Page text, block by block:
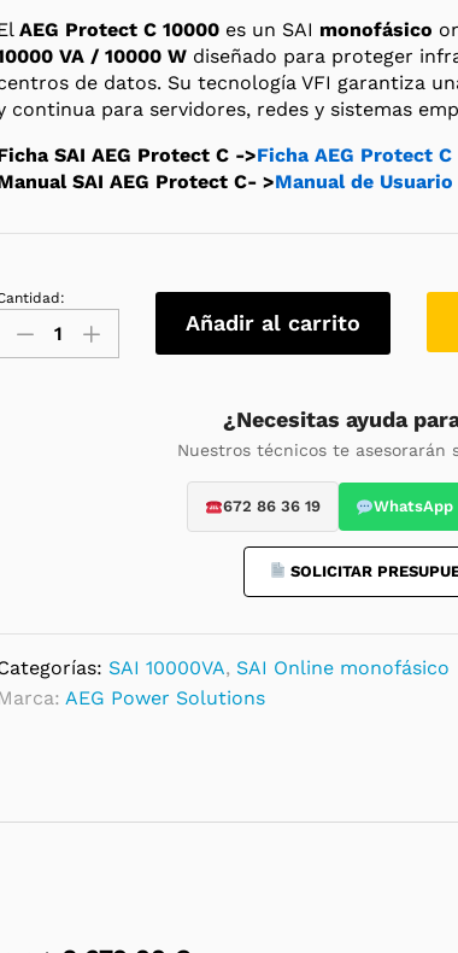
AEG Protect C 10000 es un SAI monofásico
VA / 10000 W diseñado para proteger
de datos. Su tecnología VFI garantiza
continua para servidores, redes y sistemas
SAI AEG Protect C ->Ficha AEG Protect C
SAI AEG Protect C- >Manual de
AEG
Añadir al carrito
¿Necesitas ayuda
Nuestros técnicos te asesorarán
672 86 36 19 WhatsApp
SOLICITAR
SAI 10000VA, SAI Online monofásico
AEG Power Solutions